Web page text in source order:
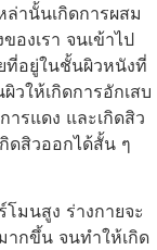
านั้นเกิดการผสม
องเรา จนเข้าไป
ที่อยู่ในชั้นผิวหนังที่
วให้เกิดการอักเสบ
ารแดง และเกิดสิว
ดสิวออกได้สั้น ๆ
มนสูง ร่างกายจะ
กขึ้น จนทำให้เกิด